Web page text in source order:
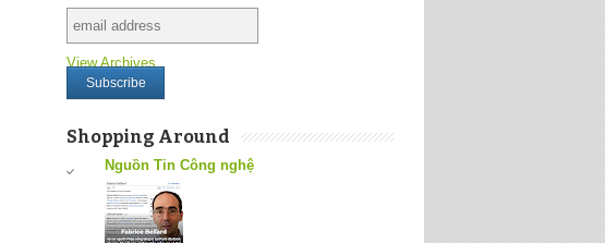
View Archives
Shopping Around
Nguồn Tin Công nghệ